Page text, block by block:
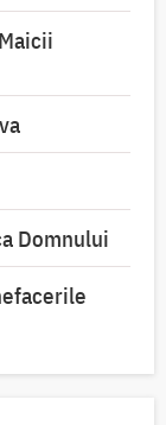
Domnului